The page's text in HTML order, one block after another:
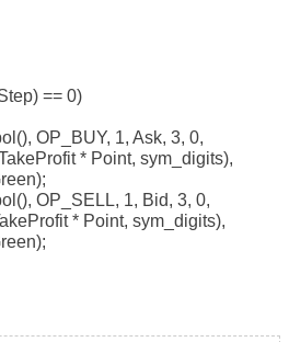
== 0)
OP_BUY, 1, Ask, 3, 0,
* Point, sym_digits),
OP_SELL, 1, Bid, 3, 0,
* Point, sym_digits),